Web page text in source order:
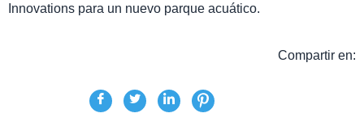
Innovations para un nuevo parque acuático.
Compartir en: